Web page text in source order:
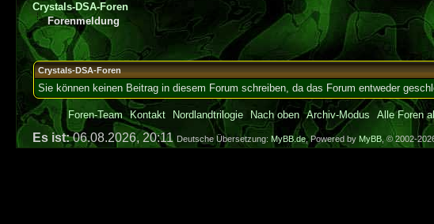
Crystals-DSA-Foren
Forenmeldung
Crystals-DSA-Foren
Sie können keinen Beitrag in diesem Forum schreiben, da das Forum entweder
Foren-Team Kontakt Nordlandtrilogie Nach oben Archiv-Modus Alle Foren
Es ist:06.08.2026, 20:11 Deutsche Übersetzung:MyBB.de, Powered byMyBB , © 2002-